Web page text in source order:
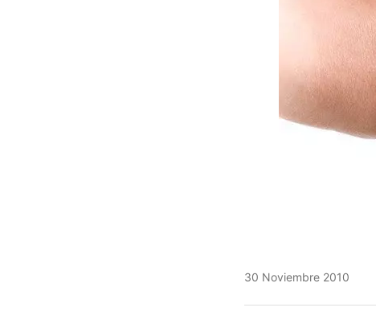
30 Noviembre 2010